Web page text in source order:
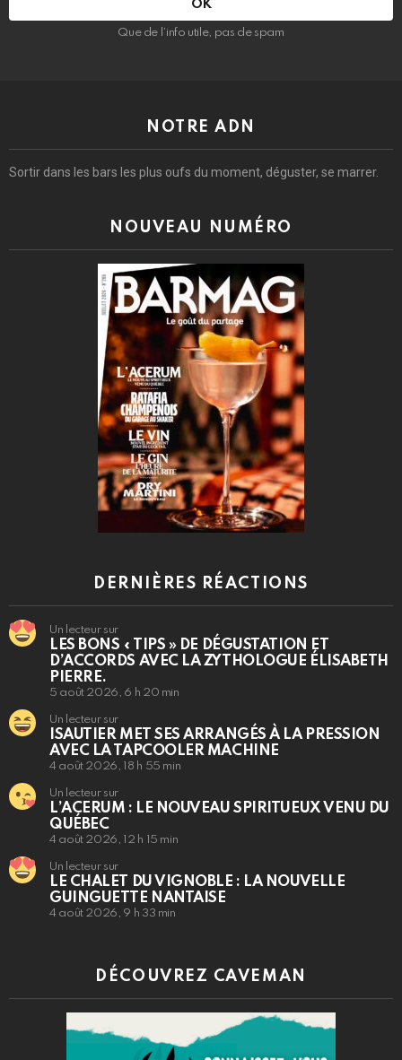
Que de l’info utile, pas de spam
NOTRE ADN
Sortir dans les bars les plus oufs du moment, déguster, se marrer.
NOUVEAU NUMÉRO
DERNIÈRES RÉACTIONS
Un lecteur sur
LES BONS « TIPS » DE DÉGUSTATION ET
D’ACCORDS AVEC LA ZYTHOLOGUE ÉLISABETH
PIERRE.
5 août 2026, 6 h 20 min
Un lecteur sur
ISAUTIER MET SES ARRANGÉS À LA PRESSION
AVEC LA TAPCOOLER MACHINE
4 août 2026, 18 h 55 min
Un lecteur sur
L’ACERUM : LE NOUVEAU SPIRITUEUX VENU DU
QUÉBEC
4 août 2026, 12 h 15 min
Un lecteur sur
LE CHALET DU VIGNOBLE : LA NOUVELLE
GUINGUETTE NANTAISE
4 août 2026, 9 h 33 min
DÉCOUVREZ CAVEMAN